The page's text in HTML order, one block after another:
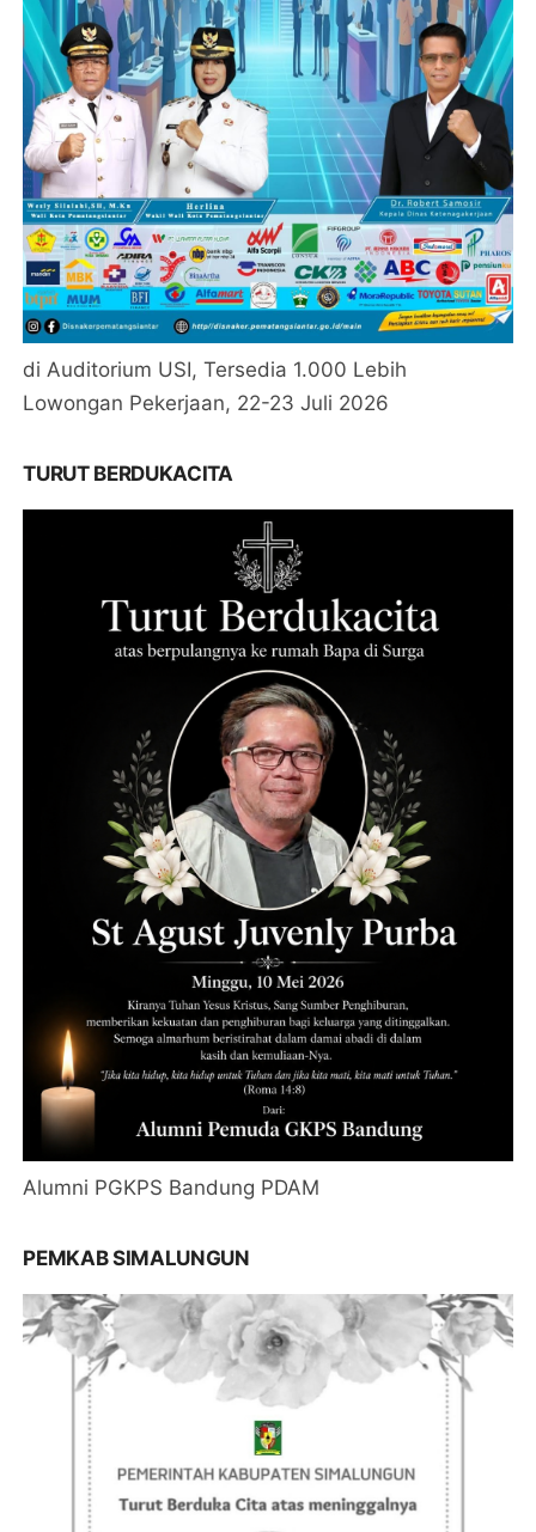
di Auditorium USI, Tersedia 1.000 Lebih
Lowongan Pekerjaan, 22-23 Juli 2026
TURUT BERDUKACITA
Alumni PGKPS Bandung PDAM
PEMKAB SIMALUNGUN